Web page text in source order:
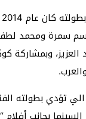
سمرة ومحمد
وبمشاركة
تؤدي بطولته